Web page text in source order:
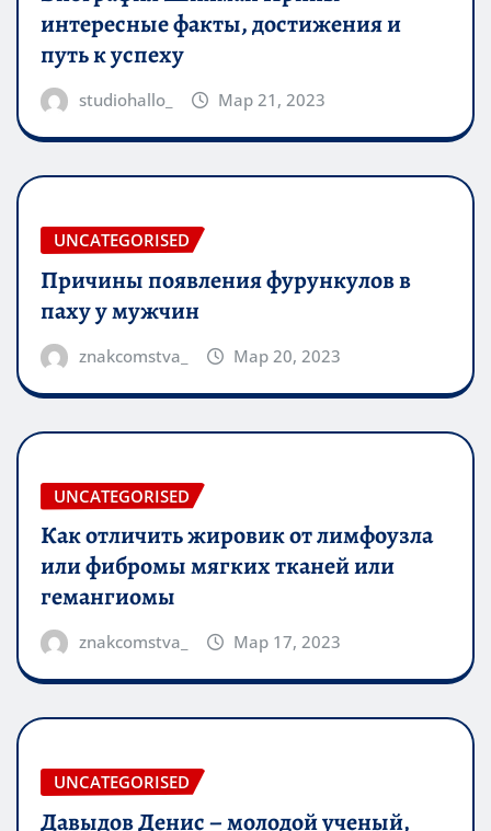
интересные факты, достижения и
путь к успеху
studiohallo_ Мар 21, 2023
UNCATEGORISED
Причины появления фурункулов в
паху у мужчин
znakcomstva_ Мар 20, 2023
UNCATEGORISED
Как отличить жировик от лимфоузла
или фибромы мягких тканей или
гемангиомы
znakcomstva_ Мар 17, 2023
UNCATEGORISED
Давыдов Денис – молодой ученый,